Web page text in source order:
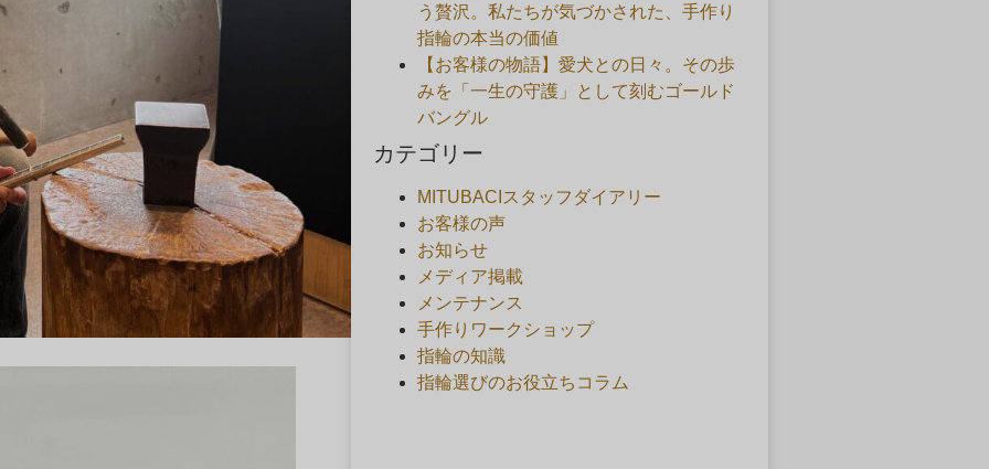
う贅沢。私たちが気づかされた、手作り
指輪の本当の価値
【お客様の物語】愛犬との日々。その歩
みを「一生の守護」として刻むゴールド
バングル
カテゴリー
MITUBACIスタッフダイアリー
お客様の声
お知らせ
メディア掲載
メンテナンス
手作りワークショップ
指輪の知識
指輪選びのお役立ちコラム